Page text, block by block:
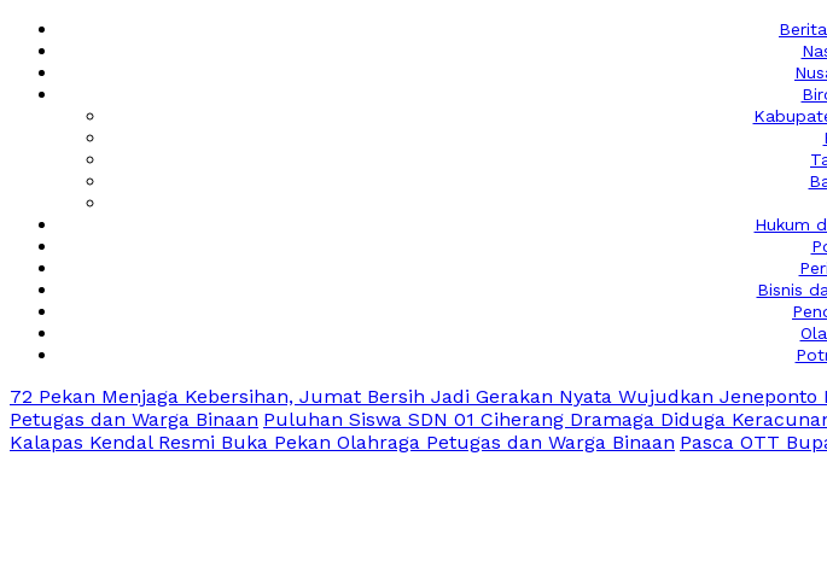
Hukum
Bisnis
72 Pekan Menjaga Kebersihan, Jumat Bersih Jadi Gerakan Nyata Wujudkan Jeneponto
Petugas dan Warga Binaan Puluhan Siswa SDN 01 Ciherang Dramaga Diduga
Kalapas Kendal Resmi Buka Pekan Olahraga Petugas dan Warga Binaan Pasca OTT